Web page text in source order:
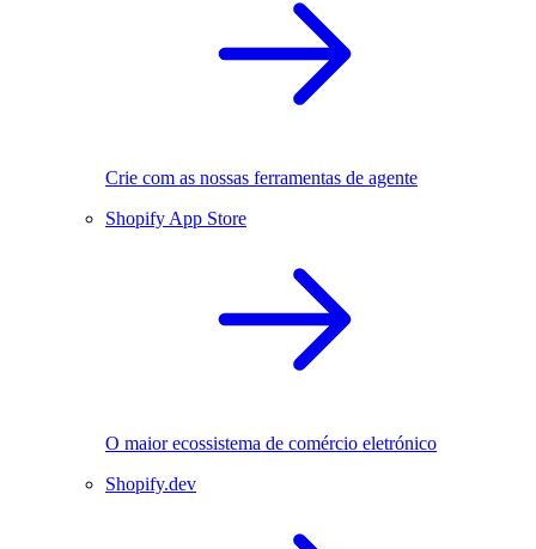
Crie com as nossas ferramentas de agente
Shopify App Store
O maior ecossistema de comércio eletrónico
Shopify.dev